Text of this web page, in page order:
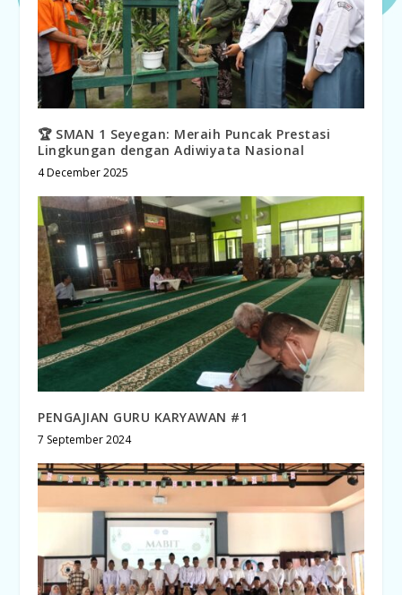
🏆 SMAN 1 Seyegan: Meraih Puncak Prestasi
Lingkungan dengan Adiwiyata Nasional
4 December 2025
PENGAJIAN GURU KARYAWAN #1
7 September 2024